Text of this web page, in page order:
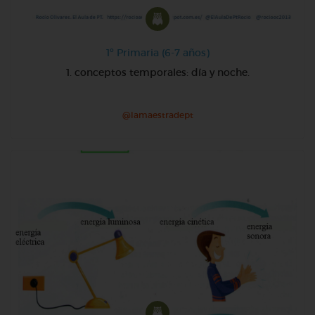
1º Primaria (6-7 años)
1. conceptos temporales: día y noche.
@lamaestradept